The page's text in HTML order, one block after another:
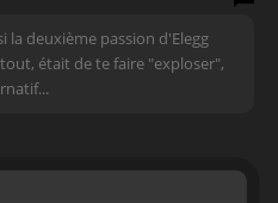
la deuxième passion d'Elegg
était de te faire "exploser",